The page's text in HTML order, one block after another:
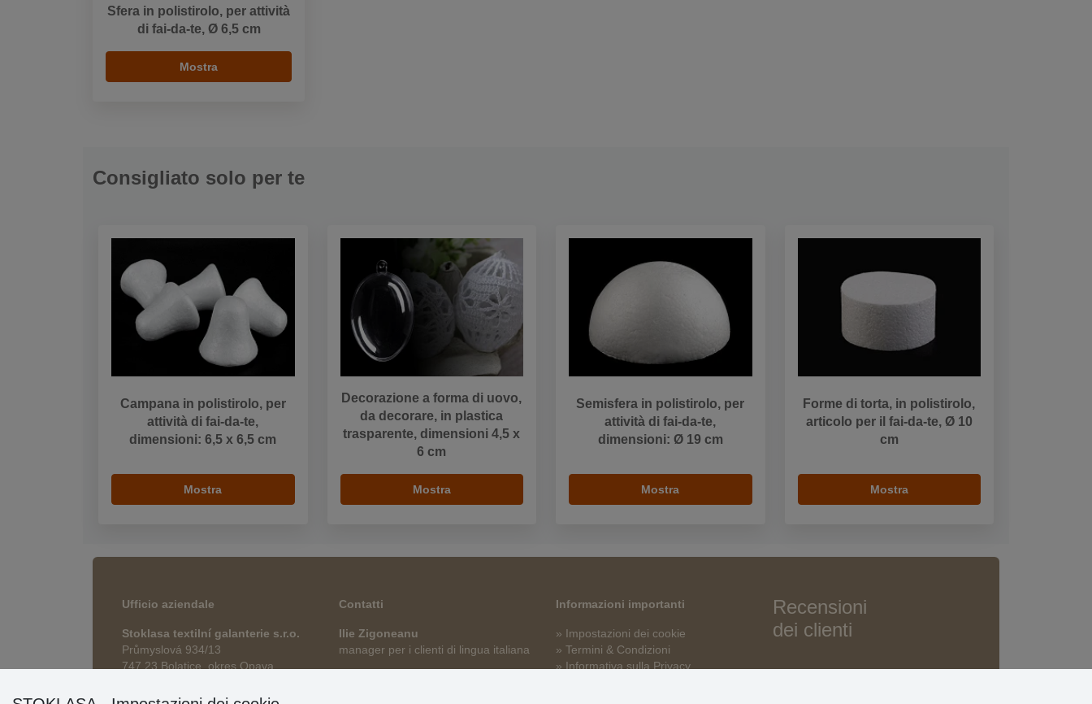
Sfera in polistirolo, per attività
di fai-da-te, Ø 6,5 cm
Mostra
Consigliato solo per te
Campana in polistirolo, per
attività di fai-da-te,
dimensioni: 6,5 x 6,5 cm
Mostra
Decorazione a forma di uovo,
da decorare, in plastica
trasparente, dimensioni 4,5 x
6 cm
Mostra
Semisfera in polistirolo, per
attività di fai-da-te,
dimensioni: Ø 19 cm
Mostra
Forme di torta, in polistirolo,
articolo per il fai-da-te, Ø 10
cm
Mostra
Ufficio aziendale
Stoklasa textilní galanterie s.r.o.
Průmyslová 934/13
747 23 Bolatice, okres Opava
Contatti
Ilie Zigoneanu
manager per i clienti di lingua italiana
Informazioni importanti
» Impostazioni dei cookie
» Termini & Condizioni
» Informativa sulla Privacy
Recensioni
dei clienti